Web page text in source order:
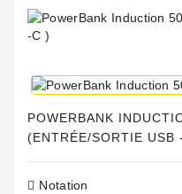
POWERBANK
(ENTRÉE/SORTIE USB
Notation